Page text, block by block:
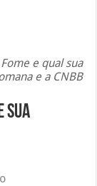
e qual sua
e a CNBB
sua